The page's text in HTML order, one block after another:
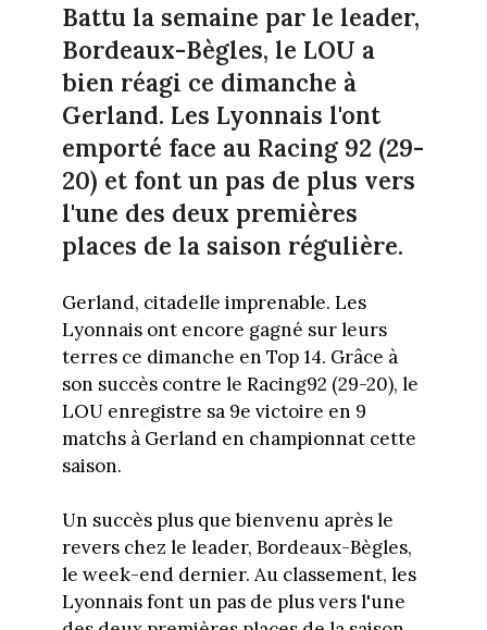
Battu la semaine par le leader,
Bordeaux-Bègles, le LOU a
bien réagi ce dimanche à
Gerland. Les Lyonnais l'ont
emporté face au Racing 92 (29-
20) et font un pas de plus vers
l'une des deux premières
places de la saison régulière.
Gerland, citadelle imprenable. Les
Lyonnais ont encore gagné sur leurs
terres ce dimanche en Top 14. Grâce à
son succès contre le Racing92 (29-20), le
LOU enregistre sa 9e victoire en 9
matchs à Gerland en championnat cette
saison.
Un succès plus que bienvenu après le
revers chez le leader, Bordeaux-Bègles,
le week-end dernier. Au classement, les
Lyonnais font un pas de plus vers l'une